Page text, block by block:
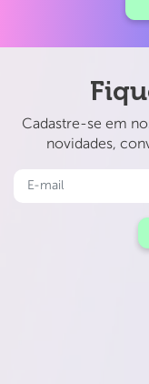
Cadastre-se em
novidades,